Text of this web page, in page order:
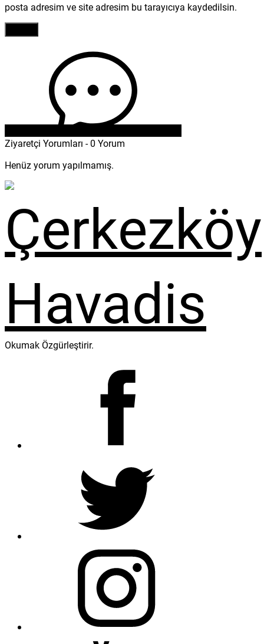
posta adresim ve site adresim bu tarayıcıya kaydedilsin.
Ziyaretçi Yorumları - 0 Yorum
Henüz yorum yapılmamış.
Okumak Özgürleştirir.